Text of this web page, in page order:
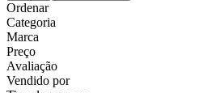
Ordenar
Categoria
Marca
Preço
Avaliação
Vendido por